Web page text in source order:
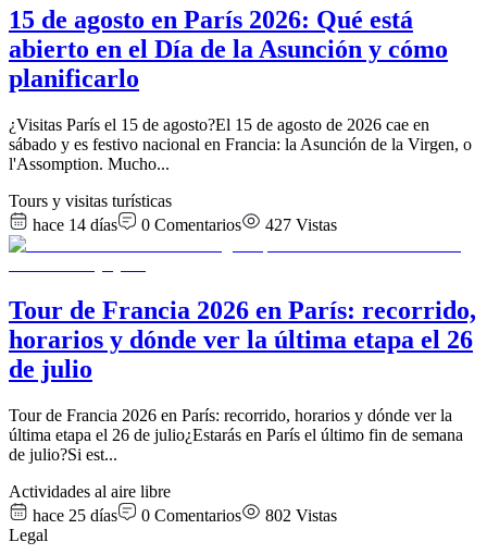
15 de agosto en París 2026: Qué está
abierto en el Día de la Asunción y cómo
planificarlo
¿Visitas París el 15 de agosto?El 15 de agosto de 2026 cae en
sábado y es festivo nacional en Francia: la Asunción de la Virgen, o
l'Assomption. Mucho...
Tours y visitas turísticas
hace 14 días
0 Comentarios 427 Vistas
Tour de Francia 2026 en París: recorrido,
horarios y dónde ver la última etapa el 26
de julio
Tour de Francia 2026 en París: recorrido, horarios y dónde ver la
última etapa el 26 de julio¿Estarás en París el último fin de semana
de julio?Si est...
Actividades al aire libre
hace 25 días
0 Comentarios 802 Vistas
Legal